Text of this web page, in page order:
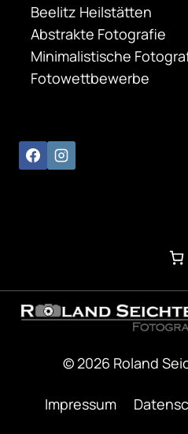
Beelitz Heilstätten
Abstrakte Fotografie
Minimalistische
Fotowettbewerbe
© 2026 Roland
Impressum